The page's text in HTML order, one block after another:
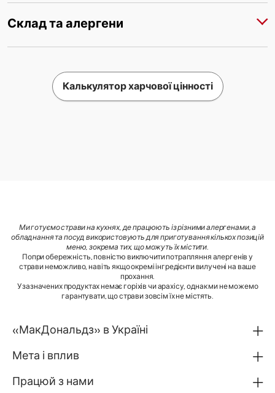
Склад та алергени
Калькулятор харчової цінності
Ми готуємо страви на кухнях, де працюють із різними алергенами, а
обладнання та посуд використовують для приготування кількох позицій
меню, зокрема тих, що можуть їх містити.
Попри обережність, повністю виключити потрапляння алергенів у
страви неможливо, навіть якщо окремі інгредієнти вилучені на ваше
прохання.
У зазначених продуктах немає горіхів чи арахісу, однак ми не можемо
гарантувати, що страви зовсім їх не містять.
«МакДональдз» в Україні
Мета і вплив
Працюй з нами